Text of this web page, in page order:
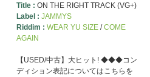
Title : ON THE RIGHT TRACK (VG+)
Label : JAMMYS
Riddim : WEAR YU SIZE/COME
AGAIN
【USED/中古】大ヒット! ◆◆◆コン
ディション表記についてはこちらを